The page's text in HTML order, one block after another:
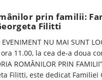
prin familii:
Filitti
NU MAI SUNT
11.00, la cea de-a doua
ROMÂNILOR PRIN
Filitti, este dedicat Familiei